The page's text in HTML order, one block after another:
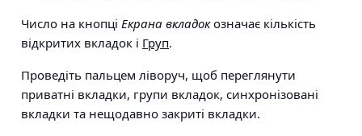
Число на кнопці Екрана вкладокозначає кількість
відкритих вкладок і Груп.
Проведіть пальцем ліворуч, щоб переглянути
приватні вкладки, групи вкладок, синхронізовані
вкладки та нещодавно закриті вкладки.